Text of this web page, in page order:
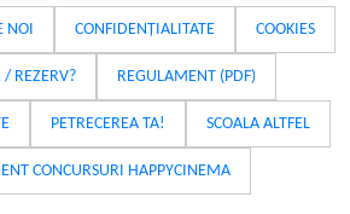
NOI CONFIDENȚIALITATE COOKIES
REZERV? REGULAMENT (PDF)
PETRECEREA TA! SCOALA ALTFEL
CONCURSURI HAPPYCINEMA